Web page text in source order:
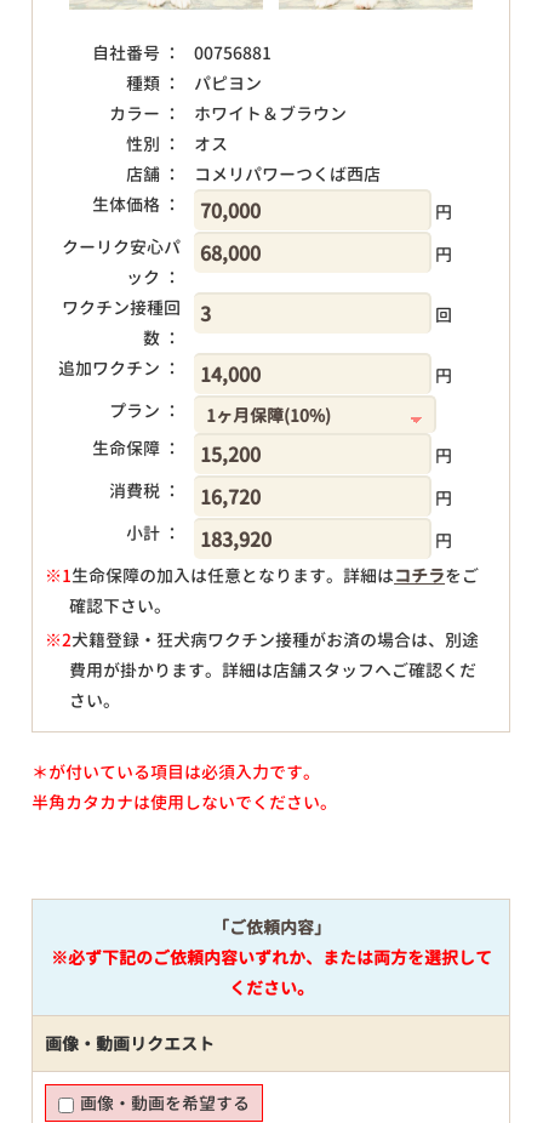
自社番号 ：
00756881
種類 ：
パピヨン
カラー ：
ホワイト＆ブラウン
性別 ：
オス
店舗 ：
コメリパワーつくば西店
生体価格 ：
円
クーリク安心パ
ック ：
円
ワクチン接種回
数 ：
回
追加ワクチン ：
円
プラン ：
生命保障 ：
円
消費税 ：
円
小計 ：
円
※1生命保障の加入は任意となります。詳細はコチラをご
確認下さい。
※2犬籍登録・狂犬病ワクチン接種がお済の場合は、別途
費用が掛かります。詳細は店舗スタッフへご確認くだ
さい。
＊が付いている項目は必須入力です。
半角カタカナは使用しないでください。
「ご依頼内容」
※必ず下記のご依頼内容いずれか、または両方を選択して
ください。
画像・動画リクエスト
画像・動画を希望する